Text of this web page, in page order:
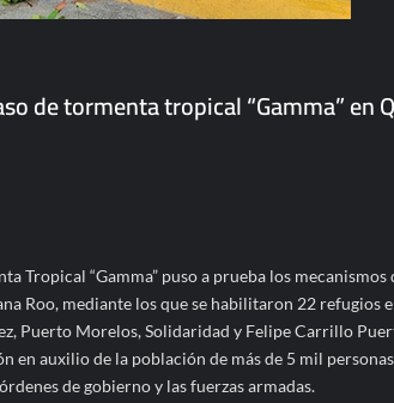
de tormenta tropical “Gamma” en
Tropical “Gamma” puso a prueba los
Roo, mediante los que se habilitaron 22 refugios
Puerto Morelos, Solidaridad y Felipe Carrillo
en auxilio de la población de más de 5 mil
de gobierno y las fuerzas armadas.